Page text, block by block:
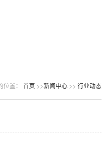
位置： 首页>>新闻中心>> 行业动态